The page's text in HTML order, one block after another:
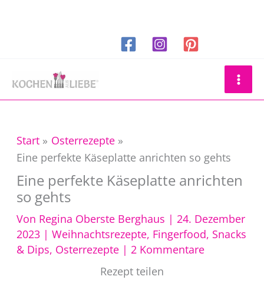
Start
Osterrezepte
Eine perfekte Käseplatte anrichten so gehts
Eine perfekte Käseplatte anrichten
so gehts
Von Regina Oberste Berghaus | 24. Dezember
2023 | Weihnachtsrezepte, Fingerfood, Snacks
& Dips, Osterrezepte| 2 Kommentare
Rezept teilen